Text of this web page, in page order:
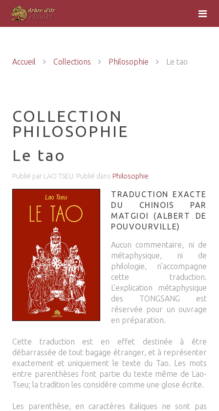
Accueil Collections Philosophie Le tao
COLLECTION
PHILOSOPHIE
Le tao
Publié par LAO TSEU. Publié dans Philosophie
TRADUCTION EXACTE
DU CHINOIS PAR
MATGIOI (ALBERT DE
POUVOURVILLE)
Aucun commentaire, ni de
métaphysique, ni de
philologie, n’accompagne
cette traduction.
L’explication métaphysique
des TONGSANG est
réservée pour un ouvrage
en préparation.
Cette traduction est en effet destinée à être
débarrassée de tout bagage étranger, et à représenter
exactement et uniquement le texte du Tao. Les mots
entre parenthèses font partie du texte même de Lao-
Tseu; la tradition les considère comme une glose écrite.
Les parenthèse, en caractères italiques ne sont pas